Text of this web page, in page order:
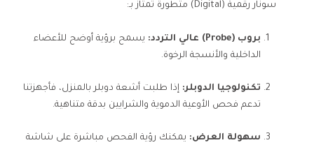
سونار رقمية (Digital) متطورة تمتاز بـ:
بروب (Probe) عالي التردد:
يسمح برؤية أوضح للأعضاء
الداخلية والأنسجة الرخوة.
تكنولوجيا الدوبلر: إذا طلبت أشعة دوبلر بالمنزل، فأجهزتنا
تدعم فحص الأوعية الدموية والشرايين بدقة متناهية.
سهولة العرض: يمكنك رؤية الفحص مباشرة على شاشة